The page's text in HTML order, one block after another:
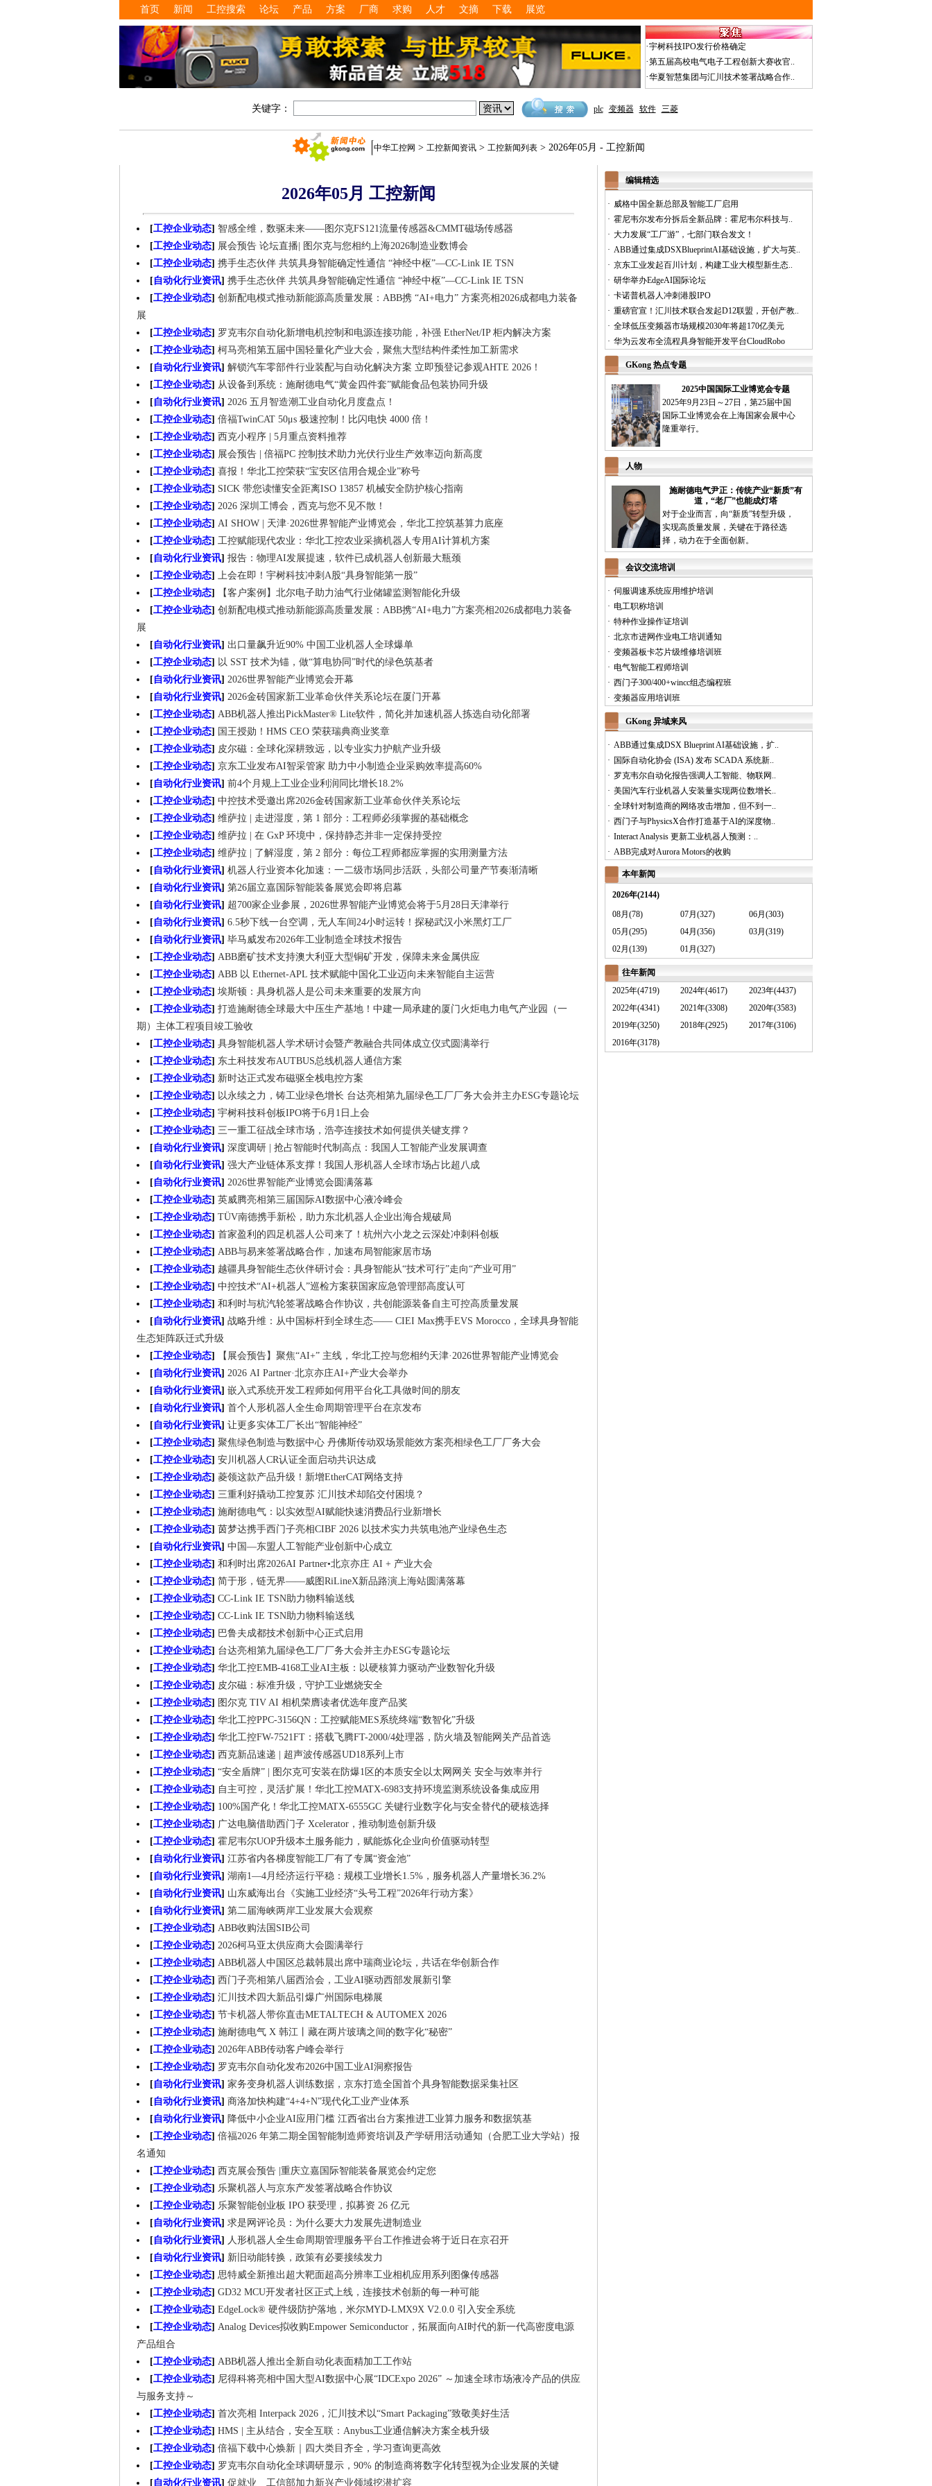
首页 新闻 工控搜索 论坛 产品 方案 厂商 求购 人才 文摘 下载 展览
·宇树科技IPO发行价格确定
·第五届高校电气电子工程创新大赛收官..
·华夏智慧集团与汇川技术签署战略合作..
关键字： plc 变频器 软件 三菱
中华工控网 > 工控新闻资讯 > 工控新闻列表 > 2026年05月 - 工控新闻
2026年05月 工控新闻
[工控企业动态] 智感全维，数驱未来——图尔克FS121流量传感器&CMMT磁场传感器
[工控企业动态] 展会预告 论坛直播| 图尔克与您相约上海2026制造业数博会
[工控企业动态] 携手生态伙伴 共筑具身智能确定性通信 “神经中枢”—CC-Link IE TSN
[自动化行业资讯] 携手生态伙伴 共筑具身智能确定性通信 “神经中枢”—CC-Link IE TSN
[工控企业动态] 创新配电模式推动新能源高质量发展：ABB携 “AI+电力” 方案亮相2026成都电力装备
展
[工控企业动态] 罗克韦尔自动化新增电机控制和电源连接功能，补强 EtherNet/IP 柜内解决方案
[工控企业动态] 柯马亮相第五届中国轻量化产业大会，聚焦大型结构件柔性加工新需求
[自动化行业资讯] 解锁汽车零部件行业装配与自动化解决方案 立即预登记参观AHTE 2026！
[工控企业动态] 从设备到系统：施耐德电气“黄金四件套”赋能食品包装协同升级
[自动化行业资讯] 2026 五月智造潮工业自动化月度盘点！
[工控企业动态] 倍福TwinCAT 50μs 极速控制！比闪电快 4000 倍！
[工控企业动态] 西克小程序 | 5月重点资料推荐
[工控企业动态] 展会预告 | 倍福PC 控制技术助力光伏行业生产效率迈向新高度
[工控企业动态] 喜报！华北工控荣获“宝安区信用合规企业”称号
[工控企业动态] SICK 带您读懂安全距离ISO 13857 机械安全防护核心指南
[工控企业动态] 2026 深圳工博会，西克与您不见不散！
[工控企业动态] AI SHOW | 天津·2026世界智能产业博览会，华北工控筑基算力底座
[工控企业动态] 工控赋能现代农业：华北工控农业采摘机器人专用AI计算机方案
[自动化行业资讯] 报告：物理AI发展提速，软件已成机器人创新最大瓶颈
[工控企业动态] 上会在即！宇树科技冲刺A股“具身智能第一股”
[工控企业动态]
【客户案例】北尔电子助力油气行业储罐监测智能化升级
[工控企业动态] 创新配电模式推动新能源高质量发展：ABB携“AI+电力”方案亮相2026成都电力装备
展
[自动化行业资讯] 出口量飙升近90% 中国工业机器人全球爆单
[工控企业动态] 以 SST 技术为锚，做“算电协同”时代的绿色筑基者
[自动化行业资讯] 2026世界智能产业博览会开幕
[自动化行业资讯] 2026金砖国家新工业革命伙伴关系论坛在厦门开幕
[工控企业动态] ABB机器人推出PickMaster® Lite软件，简化并加速机器人拣选自动化部署
[工控企业动态]
国王授勋！HMS CEO 荣获瑞典商业奖章
[工控企业动态] 皮尔磁：全球化深耕致远，以专业实力护航产业升级
[工控企业动态] 京东工业发布AI智采管家 助力中小制造企业采购效率提高60%
[自动化行业资讯] 前4个月规上工业企业利润同比增长18.2%
[工控企业动态] 中控技术受邀出席2026金砖国家新工业革命伙伴关系论坛
[工控企业动态] 维萨拉 | 走进湿度，第 1 部分：工程师必须掌握的基础概念
[工控企业动态] 维萨拉 | 在 GxP 环境中，保持静态并非一定保持受控
[工控企业动态] 维萨拉 | 了解湿度，第 2 部分：每位工程师都应掌握的实用测量方法
[自动化行业资讯] 机器人行业资本化加速：一二级市场同步活跃，头部公司量产节奏渐清晰
[自动化行业资讯] 第26届立嘉国际智能装备展览会即将启幕
[自动化行业资讯] 超700家企业参展，2026世界智能产业博览会将于5月28日天津举行
[自动化行业资讯] 6.5秒下线一台空调，无人车间24小时运转！探秘武汉小米黑灯工厂
[自动化行业资讯] 毕马威发布2026年工业制造全球技术报告
[工控企业动态] ABB磨矿技术支持澳大利亚大型铜矿开发，保障未来金属供应
[工控企业动态] ABB 以 Ethernet‑APL 技术赋能中国化工业迈向未来智能自主运营
[工控企业动态] 埃斯顿：具身机器人是公司未来重要的发展方向
[工控企业动态] 打造施耐德全球最大中压生产基地！中建一局承建的厦门火炬电力电气产业园（一
期）主体工程项目竣工验收
[工控企业动态] 具身智能机器人学术研讨会暨产教融合共同体成立仪式圆满举行
[工控企业动态] 东土科技发布AUTBUS总线机器人通信方案
[工控企业动态] 新时达正式发布磁驱全栈电控方案
[工控企业动态] 以永续之力，铸工业绿色增长 台达亮相第九届绿色工厂厂务大会并主办ESG专题论坛
[工控企业动态] 宇树科技科创板IPO将于6月1日上会
[工控企业动态] 三一重工征战全球市场，浩亭连接技术如何提供关键支撑？
[自动化行业资讯] 深度调研 | 抢占智能时代制高点：我国人工智能产业发展调查
[自动化行业资讯] 强大产业链体系支撑！我国人形机器人全球市场占比超八成
[自动化行业资讯] 2026世界智能产业博览会圆满落幕
[工控企业动态] 英威腾亮相第三届国际AI数据中心液冷峰会
[工控企业动态] TÜV南德携手新松，助力东北机器人企业出海合规破局
[工控企业动态] 首家盈利的四足机器人公司来了！杭州六小龙之云深处冲刺科创板
[工控企业动态] ABB与易来签署战略合作，加速布局智能家居市场
[工控企业动态] 越疆具身智能生态伙伴研讨会：具身智能从“技术可行”走向“产业可用”
[工控企业动态] 中控技术“AI+机器人”巡检方案获国家应急管理部高度认可
[工控企业动态] 和利时与杭汽轮签署战略合作协议，共创能源装备自主可控高质量发展
[自动化行业资讯] 战略升维：从中国标杆到全球生态—— CIEI Max携手EVS Morocco，全球具身智能
生态矩阵跃迁式升级
[工控企业动态]
【展会预告】聚焦“AI+” 主线，华北工控与您相约天津·2026世界智能产业博览会
[自动化行业资讯] 2026 AI Partner·北京亦庄AI+产业大会举办
[自动化行业资讯] 嵌入式系统开发工程师如何用平台化工具做时间的朋友
[自动化行业资讯] 首个人形机器人全生命周期管理平台在京发布
[自动化行业资讯] 让更多实体工厂长出“智能神经”
[工控企业动态] 聚焦绿色制造与数据中心 丹佛斯传动双场景能效方案亮相绿色工厂厂务大会
[工控企业动态] 安川机器人CR认证全面启动共识达成
[工控企业动态] 菱领这款产品升级！新增EtherCAT网络支持
[工控企业动态] 三重利好撬动工控复苏 汇川技术却陷交付困境？
[工控企业动态] 施耐德电气：以实效型AI赋能快速消费品行业新增长
[工控企业动态] 茵梦达携手西门子亮相CIBF 2026 以技术实力共筑电池产业绿色生态
[自动化行业资讯] 中国—东盟人工智能产业创新中心成立
[工控企业动态] 和利时出席2026AI Partner•北京亦庄 AI + 产业大会
[工控企业动态] 简于形，链无界——威图RiLineX新品路演上海站圆满落幕
[工控企业动态] CC-Link IE TSN助力物料输送线
[工控企业动态] CC-Link IE TSN助力物料输送线
[工控企业动态] 巴鲁夫成都技术创新中心正式启用
[工控企业动态] 台达亮相第九届绿色工厂厂务大会并主办ESG专题论坛
[工控企业动态] 华北工控EMB-4168工业AI主板：以硬核算力驱动产业数智化升级
[工控企业动态] 皮尔磁：标准升级，守护工业燃烧安全
[工控企业动态] 图尔克 TIV AI 相机荣膺读者优选年度产品奖
[工控企业动态] 华北工控PPC-3156QN：工控赋能MES系统终端“数智化”升级
[工控企业动态] 华北工控FW-7521FT：搭载飞腾FT-2000/4处理器，防火墙及智能网关产品首选
[工控企业动态] 西克新品速递 | 超声波传感器UD18系列上市
[工控企业动态] “安全盾牌” | 图尔克可安装在防爆1区的本质安全以太网网关 安全与效率并行
[工控企业动态] 自主可控，灵活扩展！华北工控MATX-6983支持环境监测系统设备集成应用
[工控企业动态] 100%国产化！华北工控MATX-6555GC 关键行业数字化与安全替代的硬核选择
[工控企业动态] 广达电脑借助西门子 Xcelerator，推动制造创新升级
[工控企业动态] 霍尼韦尔UOP升级本土服务能力，赋能炼化企业向价值驱动转型
[自动化行业资讯] 江苏省内各梯度智能工厂有了专属“资金池”
[自动化行业资讯] 湖南1—4月经济运行平稳：规模工业增长1.5%，服务机器人产量增长36.2%
[自动化行业资讯] 山东威海出台《实施工业经济“头号工程”2026年行动方案》
[自动化行业资讯] 第二届海峡两岸工业发展大会观察
[工控企业动态] ABB收购法国SIB公司
[工控企业动态] 2026柯马亚太供应商大会圆满举行
[工控企业动态] ABB机器人中国区总裁韩晨出席中瑞商业论坛，共话在华创新合作
[工控企业动态] 西门子亮相第八届西洽会，工业AI驱动西部发展新引擎
[工控企业动态] 汇川技术四大新品引爆广州国际电梯展
[工控企业动态] 节卡机器人带你直击METALTECH & AUTOMEX 2026
[工控企业动态] 施耐德电气 X 韩江丨藏在两片玻璃之间的数字化“秘密”
[工控企业动态] 2026年ABB传动客户峰会举行
[工控企业动态] 罗克韦尔自动化发布2026中国工业AI洞察报告
[自动化行业资讯] 家务变身机器人训练数据，京东打造全国首个具身智能数据采集社区
[自动化行业资讯] 商洛加快构建“4+4+N”现代化工业产业体系
[自动化行业资讯] 降低中小企业AI应用门槛 江西省出台方案推进工业算力服务和数据筑基
[工控企业动态] 倍福2026 年第二期全国智能制造师资培训及产学研用活动通知（合肥工业大学站）报
名通知
[工控企业动态] 西克展会预告 |重庆立嘉国际智能装备展览会约定您
[工控企业动态] 乐聚机器人与京东产发签署战略合作协议
[工控企业动态] 乐聚智能创业板 IPO 获受理，拟募资 26 亿元
[自动化行业资讯] 求是网评论员：为什么要大力发展先进制造业
[自动化行业资讯] 人形机器人全生命周期管理服务平台工作推进会将于近日在京召开
[自动化行业资讯] 新旧动能转换，政策有必要接续发力
[工控企业动态] 思特威全新推出超大靶面超高分辨率工业相机应用系列图像传感器
[工控企业动态] GD32 MCU开发者社区正式上线，连接技术创新的每一种可能
[工控企业动态] EdgeLock® 硬件级防护落地，米尔MYD‑LMX9X V2.0.0 引入安全系统
[工控企业动态] Analog Devices拟收购Empower Semiconductor，拓展面向AI时代的新一代高密度电源
产品组合
[工控企业动态] ABB机器人推出全新自动化表面精加工工作站
[工控企业动态] 尼得科将亮相中国大型AI数据中心展“IDCExpo 2026” ～加速全球市场液冷产品的供应
与服务支持～
[工控企业动态] 首次亮相 Interpack 2026，汇川技术以“Smart Packaging”致敬美好生活
[工控企业动态] HMS | 主从结合，安全互联：Anybus工业通信解决方案全栈升级
[工控企业动态] 倍福下载中心焕新｜四大类目齐全，学习查询更高效
[工控企业动态] 罗克韦尔自动化全球调研显示，90% 的制造商将数字化转型视为企业发展的关键
[自动化行业资讯] 促就业 工信部加力新兴产业领域挖潜扩容
编辑精选
· 威格中国全新总部及智能工厂启用
· 霍尼韦尔发布分拆后全新品牌：霍尼韦尔科技与..
· 大力发展“工厂游”，七部门联合发文！
· ABB通过集成DSXBlueprintAI基础设施，扩大与英..
· 京东工业发起百川计划，构建工业大模型新生态..
· 研华举办EdgeAI国际论坛
· 卡诺普机器人冲刺港股IPO
· 重磅官宣！汇川技术联合发起D12联盟，开创产教..
· 全球低压变频器市场规模2030年将超170亿美元
· 华为云发布全流程具身智能开发平台CloudRobo
GKong 热点专题
2025中国国际工业博览会专题
2025年9月23日～27日，第25届中国
国际工业博览会在上海国家会展中心
隆重举行。
人物
施耐德电气尹正：传统产业“新质”有
道，“老厂”也能成灯塔
对于企业而言，向“新质”转型升级，
实现高质量发展，关键在于路径选
择，动力在于全面创新。
会议交流培训
· 伺服调速系统应用维护培训
· 电工职称培训
· 特种作业操作证培训
· 北京市进网作业电工培训通知
· 变频器板卡芯片级维修培训班
· 电气智能工程师培训
· 西门子300/400+wincc组态编程班
· 变频器应用培训班
GKong 异域来风
· ABB通过集成DSX Blueprint AI基础设施，扩..
· 国际自动化协会 (ISA) 发布 SCADA 系统新..
· 罗克韦尔自动化报告强调人工智能、物联网..
· 美国汽车行业机器人安装量实现两位数增长..
· 全球针对制造商的网络攻击增加，但不到一..
· 西门子与PhysicsX合作打造基于AI的深度物..
· Interact Analysis 更新工业机器人预测：..
· ABB完成对Aurora Motors的收购
本年新闻
2026年(2144)
08月(78)
07月(327)
06月(303)
05月(295)
04月(356)
03月(319)
02月(139)
01月(327)
往年新闻
2025年(4719)
2024年(4617)
2023年(4437)
2022年(4341)
2021年(3308)
2020年(3583)
2019年(3250)
2018年(2925)
2017年(3106)
2016年(3178)